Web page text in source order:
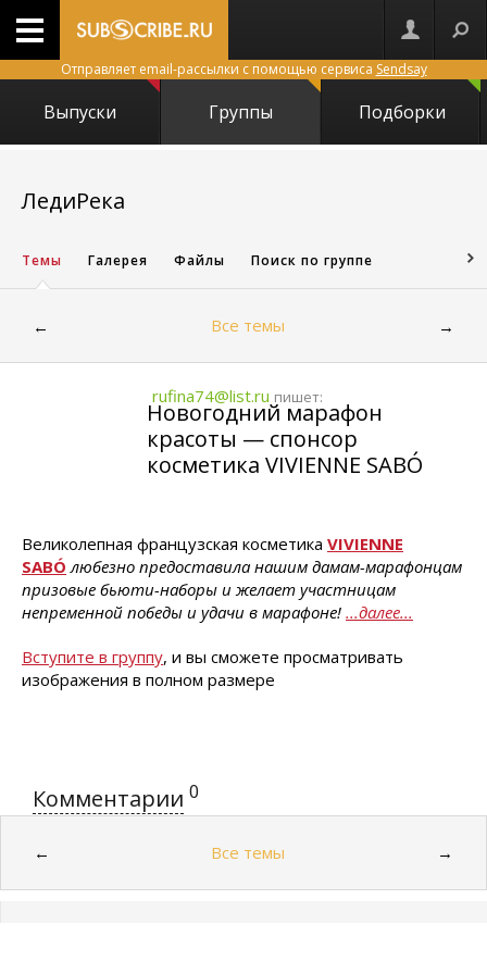
Отправляет email-рассылки с помощью сервиса Sendsay
Выпуски Группы Подборки
ЛедиРека
Темы Галерея Файлы Поиск по группе
← Все темы →
rufina74@list.ru пишет:
Новогодний марафон
красоты — спонсор
косметика VIVIENNE SABÓ
Великолепная французская косметика VIVIENNE
SABÓ любезно предоставила нашим дамам-марафонцам
призовые бьюти-наборы и желает участницам
непременной победы и удачи в марафоне! ...далее...
Вступите в группу, и вы сможете просматривать
изображения в полном размере
Комментарии 0
← Все темы →